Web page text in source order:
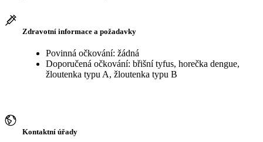
Zdravotní informace a požadavky
Povinná očkování: žádná
Doporučená očkování: břišní tyfus, horečka dengue,
žloutenka typu A, žloutenka typu B
Kontaktní úřady